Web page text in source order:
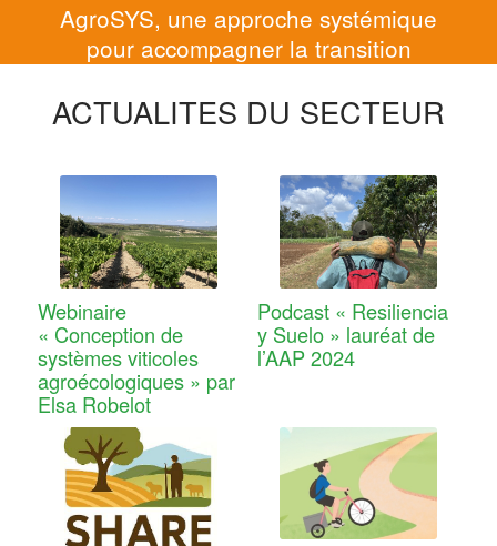
AgroSYS, une approche systémique
pour accompagner la transition
demain
ACTUALITES DU SECTEUR
Webinaire
« Conception de
systèmes viticoles
agroécologiques » par
Elsa Robelot
Podcast « Resiliencia
y Suelo » lauréat de
l’AAP 2024